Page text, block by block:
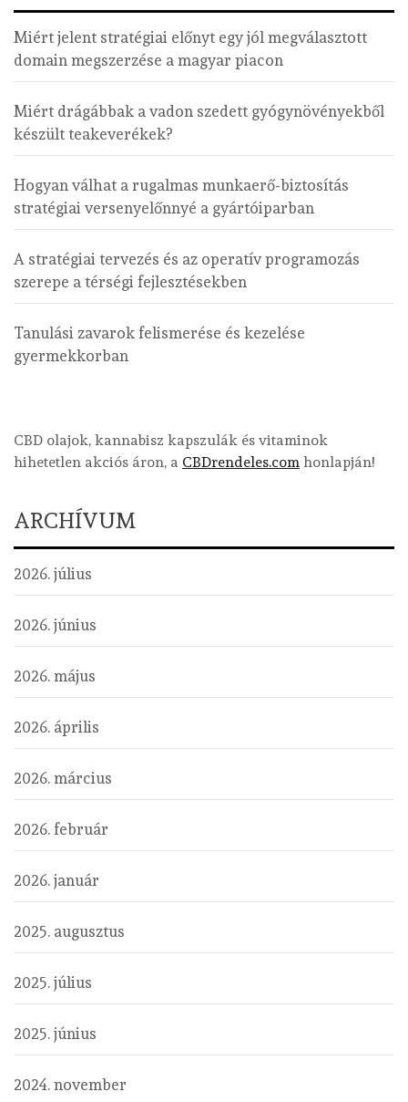
Miért jelent stratégiai előnyt egy jól megválasztott
domain megszerzése a magyar piacon
Miért drágábbak a vadon szedett gyógynövényekből
készült teakeverékek?
Hogyan válhat a rugalmas munkaerő-biztosítás
stratégiai versenyelőnnyé a gyártóiparban
A stratégiai tervezés és az operatív programozás
szerepe a térségi fejlesztésekben
Tanulási zavarok felismerése és kezelése
gyermekkorban
CBD olajok, kannabisz kapszulák és vitaminok
hihetetlen akciós áron, a CBDrendeles.com honlapján!
ARCHÍVUM
2026. július
2026. június
2026. május
2026. április
2026. március
2026. február
2026. január
2025. augusztus
2025. július
2025. június
2024. november